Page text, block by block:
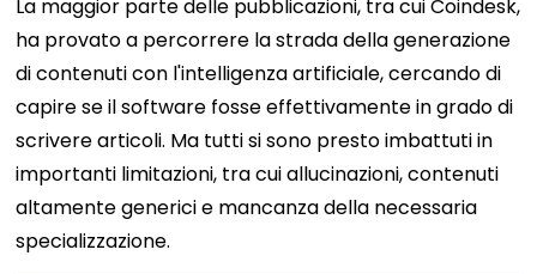
La maggior parte delle pubblicazioni, tra cui Coindesk,
ha provato a percorrere la strada della generazione
di contenuti con l'intelligenza artificiale, cercando di
capire se il software fosse effettivamente in grado di
scrivere articoli. Ma tutti si sono presto imbattuti in
importanti limitazioni, tra cui allucinazioni, contenuti
altamente generici e mancanza della necessaria
specializzazione.